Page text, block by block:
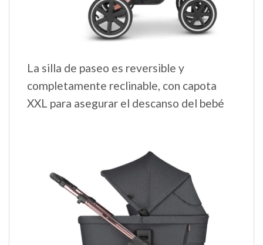
La silla de paseo es reversible y
completamente reclinable, con capota
XXL para asegurar el descanso del bebé